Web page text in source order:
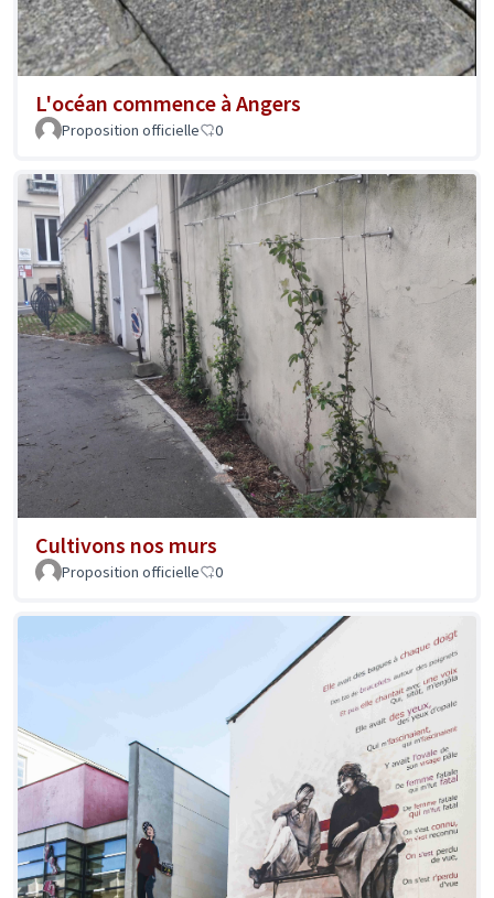
L'océan commence à Angers
Proposition officielle 0
Cultivons nos murs
Proposition officielle 0